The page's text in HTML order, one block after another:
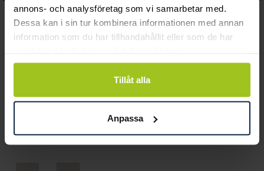
annons- och analysföretag som vi samarbetar med.
Dessa kan i sin tur kombinera informationen med annan
information som du har tillhandahållit eller som de har
Tillåt alla
Anpassa
Emily pearl bracelet -
Mockberg
Royal Watch 28 mm